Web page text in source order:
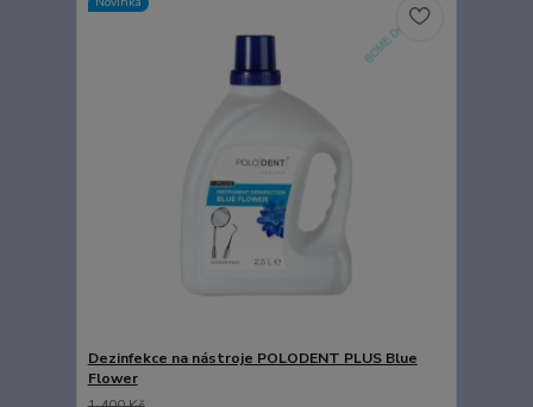
Dezinfekce na nástroje POLODENT PLUS Blue
Flower